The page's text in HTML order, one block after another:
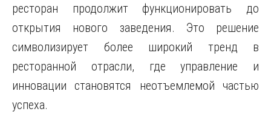
ресторан продолжит функционировать до
открытия нового заведения. Это решение
символизирует более широкий тренд в
ресторанной отрасли, где управление и
инновации становятся неотъемлемой частью
успеха.